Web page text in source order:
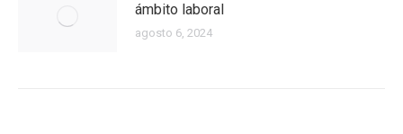
ámbito laboral
agosto 6, 2024